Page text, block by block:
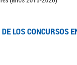
LOS CONCURSOS